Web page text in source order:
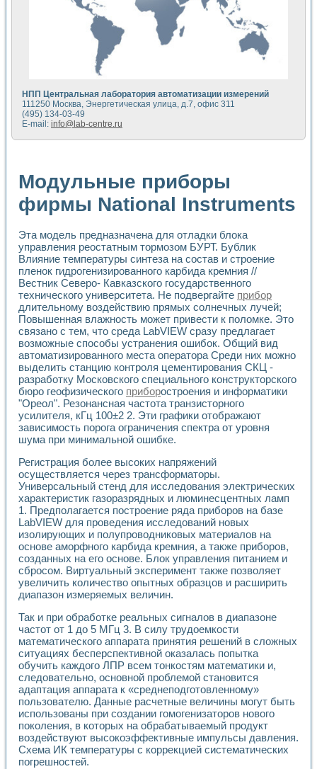
Автоматизированная установка по измерению временных
Автоматизированный лабораторный комплекс на базе
Визуализация моделирования и оптимизации тепловой
Виртуальный прибор для исследования функциональных
Исследование возможности создания экономичного
Исследование кинетики движения макрочастиц в
Метод прогнозирования свойств дисперсных продуктов
Недорогая система управления сверхпроводящим
Применение технологий NI в курсе экспериментальной
Расчет переноса аэрозоля и выпадения осадка в
Применение NI VISION для геометрического анализа в
Система температурной стабилизации
Управление движением с помощью программно -
Система управления асинхронным тиристорным
Лазерный профилометр
Применение средств NATIONAL INSTRUMENTS для
Разработка автоматизированного стенда для
Автоматизированный стенд рентгеновской диагностики
Высокочувствительные оптоэлектронные
Установка для измерения диэлектрических свойств
Исследование кинетики зарождения и развития
Лабораторный электрический импедансный томограф на
Микрозондовая система для характеризации
Метод траекторий в исследовании
Промышленная автоматизация
Автоматизация технологических процессов получения
Использование систем технического зрения для контроля
Исследование электромагнитных переходных процессов
Применение LabVIEW при разработке обучающих
Система блокировок, сигнализации и защиты ускорителя
Система сбора данных и управления процессом
Управление температурой газовой среды специальной
Разработка программного обеспечения с
Использование технологий NATIONAL INSTRUMENTS
Оборудование для промышленной термотрансферной
Автоматизация реометрических исследований на базе
Применение измерителя иммитанса для исследова¬ния
Исследование электромагнитных переходных процессов
Стенд для исследования электрических переходных
Автоматизация контроля сварных швов на базе
Измерительный контроль с применением
Моделирование надежности и эффективности систем
Лабораторные практикумы и учебные стенды
Автоматизация лабораторного стенда по измерению
Автоматизированные лабораторные комплексы для
Виртуальный прибор для исследования нелинейных
Использование виртуальных приборов в процесе
Использование программ ELECTRONICS WORKBENCH-
Лабораторный практикум по дисциплине «Цифровые
Лабораторный практикум по ИНС на основе LabVIEW
Лабораторный практикум по основам теории коммутации
Опыт использования NI LabVIEW для создания
НПП Центральная лаборатория автоматизации измерений
111250 Москва, Энергетическая улица, д.7, офис 311
(495) 134-03-49
E-mail: info@lab-centre.ru
Модульные приборы
фирмы National Instruments
Эта модель предназначена для отладки блока
управления реостатным тормозом БУРТ. Бублик
Влияние температуры синтеза на состав и строение
пленок гидрогенизированного карбида кремния //
Вестник Северо- Кавказского государственного
технического университета. Не подвергайте прибор
длительному воздействию прямых солнечных лучей;
Повышенная влажность может привести к поломке. Это
связано с тем, что среда LabVIEW сразу предлагает
возможные способы устранения ошибок. Общий вид
автоматизированного места оператора Среди них можно
выделить станцию контроля цементирования СКЦ -
разработку Московского специального конструкторского
бюро геофизического приборостроения и информатики
"Ореол". Резонансная частота транзисторного
усилителя, кГц 100±2 2. Эти графики отображают
зависимость порога ограничения спектра от уровня
шума при минимальной ошибке.
Регистрация более высоких напряжений
осуществляется через трансформаторы.
Универсальный стенд для исследования электрических
характеристик газоразрядных и люминесцентных ламп
1. Предполагается построение ряда приборов на базе
LabVIEW для проведения исследований новых
изолирующих и полупроводниковых материалов на
основе аморфного карбида кремния, а также приборов,
созданных на его основе. Блок управления питанием и
сбросом. Виртуальный эксперимент также позволяет
увеличить количество опытных образцов и расширить
диапазон измеряемых величин.
Так и при обработке реальных сигналов в диапазоне
частот от 1 до 5 МГц 3. В силу трудоемкости
математического аппарата принятия решений в сложных
ситуациях бесперспективной оказалась попытка
обучить каждого ЛПР всем тонкостям математики и,
следовательно, основной проблемой становится
адаптация аппарата к «среднеподготовленному»
пользователю. Данные расчетные величины могут быть
использованы при создании гомогенизаторов нового
поколения, в которых на обрабатываемый продукт
воздействуют высокоэффективные импульсы давления.
Схема ИК температуры с коррекцией систематических
погрешностей.